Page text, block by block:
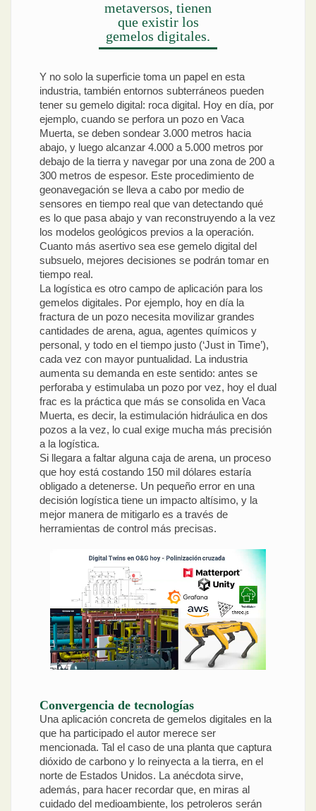
metaversos, tienen
que existir los
gemelos digitales.
Y no solo la superficie toma un papel en esta
industria, también entornos subterráneos pueden
tener su gemelo digital: roca digital. Hoy en día, por
ejemplo, cuando se perfora un pozo en Vaca
Muerta, se deben sondear 3.000 metros hacia
abajo, y luego alcanzar 4.000 a 5.000 metros por
debajo de la tierra y navegar por una zona de 200 a
300 metros de espesor. Este procedimiento de
geonavegación se lleva a cabo por medio de
sensores en tiempo real que van detectando qué
es lo que pasa abajo y van reconstruyendo a la vez
los modelos geológicos previos a la operación.
Cuanto más asertivo sea ese gemelo digital del
subsuelo, mejores decisiones se podrán tomar en
tiempo real.
La logística es otro campo de aplicación para los
gemelos digitales. Por ejemplo, hoy en día la
fractura de un pozo necesita movilizar grandes
cantidades de arena, agua, agentes químicos y
personal, y todo en el tiempo justo (‘Just in Time’),
cada vez con mayor puntualidad. La industria
aumenta su demanda en este sentido: antes se
perforaba y estimulaba un pozo por vez, hoy el dual
frac es la práctica que más se consolida en Vaca
Muerta, es decir, la estimulación hidráulica en dos
pozos a la vez, lo cual exige mucha más precisión
a la logística.
Si llegara a faltar alguna caja de arena, un proceso
que hoy está costando 150 mil dólares estaría
obligado a detenerse. Un pequeño error en una
decisión logística tiene un impacto altísimo, y la
mejor manera de mitigarlo es a través de
herramientas de control más precisas.
Convergencia de tecnologías
Una aplicación concreta de gemelos digitales en la
que ha participado el autor merece ser
mencionada. Tal el caso de una planta que captura
dióxido de carbono y lo reinyecta a la tierra, en el
norte de Estados Unidos. La anécdota sirve,
además, para hacer recordar que, en miras al
cuidado del medioambiente, los petroleros serán